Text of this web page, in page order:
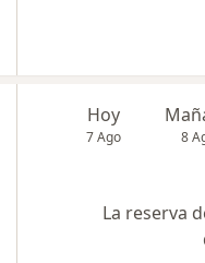
Hoy
7 Ago 8
La reserva